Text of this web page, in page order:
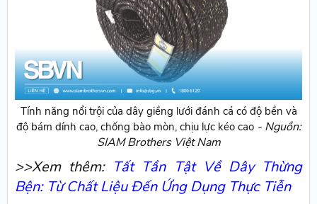
Tính năng nổi trội của dây giềng lưới đánh cá có độ bền và
độ bám dính cao, chống bào mòn, chịu lực kéo cao- Nguồn:
SIAM Brothers Việt Nam
>>Xem thêm: Tất Tần Tật Về Dây Thừng
Bện: Từ Chất Liệu Đến Ứng Dụng Thực Tiễn